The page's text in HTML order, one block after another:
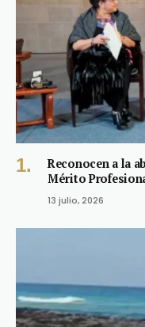
Reconocen a la
Mérito
13 julio, 2026